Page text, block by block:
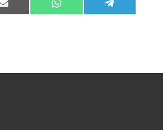
Compartir
en
Compartir
en
Compartir
en